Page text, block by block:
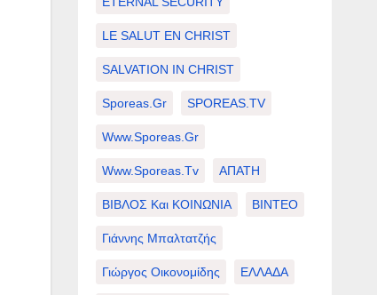
LE SALUT EN CHRIST
SALVATION IN CHRIST
Sporeas.gr SPOREAS.TV
Www.sporeas.gr
Www.sporeas.tv ΑΠΑΤΗ
ΒΙΒΛΟΣ Και ΚΟΙΝΩΝΙΑ ΒΙΝΤΕΟ
Γιάννης Μπαλτατζής
Γιώργος Οικονομίδης ΕΛΛΑΔΑ